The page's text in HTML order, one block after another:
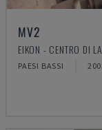
MV2
EIKON - CENTRO DI
PAESI BASSI